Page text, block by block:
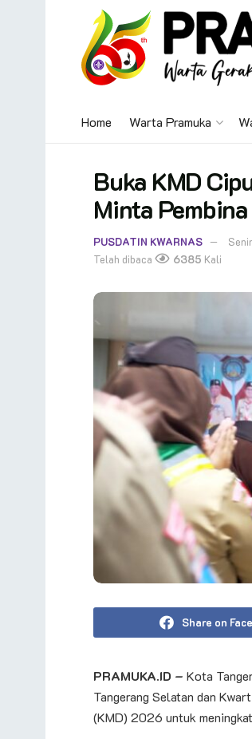
Home Warta Pramuka
Buka KMD
Minta
PUSDATIN KWARNAS
Telah dibaca
6385 Kali
Share on
PRAMUKA.ID – Kota
Tangerang Selatan dan
(KMD) 2026 untuk